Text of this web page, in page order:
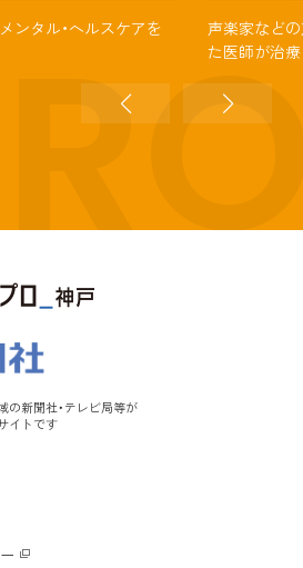
ンタル・ヘルスケアを
声楽家など
た医師が治
の新聞社・テレビ局等が
イトです